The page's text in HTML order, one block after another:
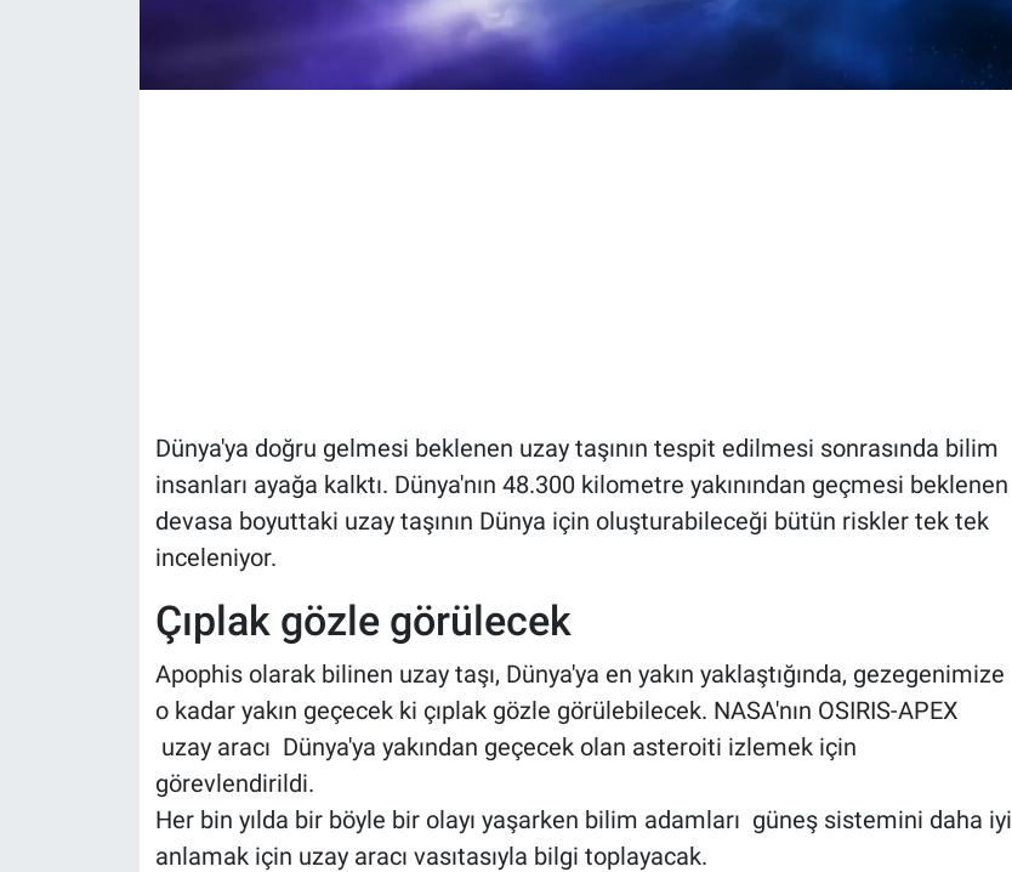
Dünya'ya doğru gelmesi beklenen uzay taşının tespit edilmesi sonrasında bilim
insanları ayağa kalktı. Dünya'nın 48.300 kilometre yakınından geçmesi beklenen
devasa boyuttaki uzay taşının Dünya için oluşturabileceği bütün riskler tek tek
inceleniyor.
Çıplak gözle görülecek
Apophis olarak bilinen uzay taşı, Dünya'ya en yakın yaklaştığında, gezegenimize
o kadar yakın geçecek ki çıplak gözle görülebilecek. NASA'nın OSIRIS-APEX
uzay aracı Dünya'ya yakından geçecek olan asteroiti izlemek için
görevlendirildi.
Her bin yılda bir böyle bir olayı yaşarken bilim adamları güneş sistemini daha iyi
anlamak için uzay aracı vasıtasıyla bilgi toplayacak.